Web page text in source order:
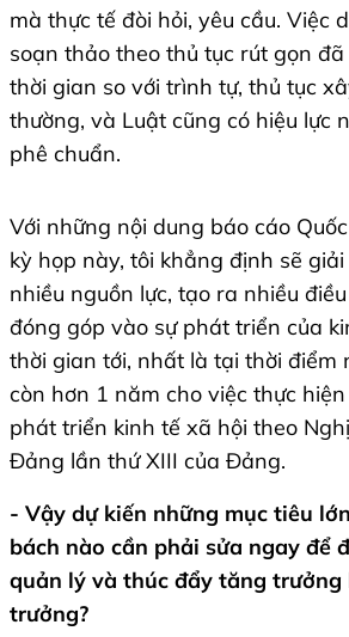
mà thực tế đòi hỏi, yêu cầu. Việc
soạn thảo theo thủ tục rút gọn
thời gian so với trình tự, thủ tục
thường, và Luật cũng có hiệu lực
phê chuẩn.
Với những nội dung báo cáo
kỳ họp này, tôi khẳng định sẽ
nhiều nguồn lực, tạo ra nhiều
đóng góp vào sự phát triển của
thời gian tới, nhất là tại thời điểm
còn hơn 1 năm cho việc thực
phát triển kinh tế xã hội theo
Đảng lần thứ XIII của Đảng.
- Vậy dự kiến những mục tiêu
bách nào cần phải sửa ngay để
quản lý và thúc đẩy tăng trưởng
trưởng?